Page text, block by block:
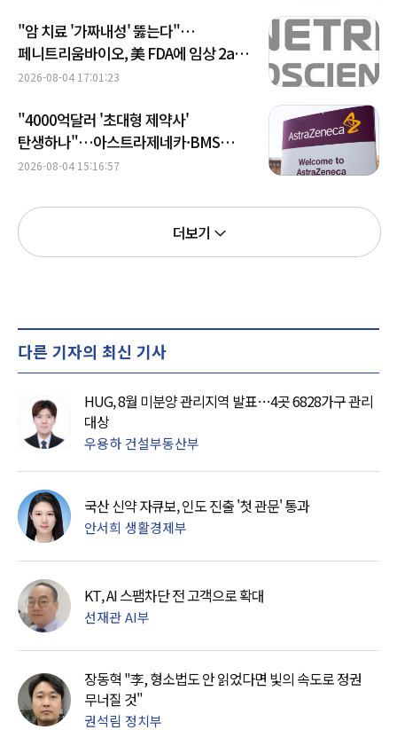
"암 치료 '가짜내성' 뚫는다"…
페니트리움바이오, 美 FDA에 임상 2a상
신청
2026-08-04 17:01:23
"4000억달러 '초대형 제약사'
탄생하나"…아스트라제네카·BMS
합병설에 주주 반발
2026-08-04 15:16:57
더보기
다른 기자의 최신 기사
HUG, 8월 미분양 관리지역 발표…4곳 6828가구 관리
대상
우용하 건설부동산부
국산 신약 자큐보, 인도 진출 '첫 관문' 통과
안서희 생활경제부
KT, AI 스팸차단 전 고객으로 확대
선재관 AI부
장동혁 "李, 형소법도 안 읽었다면 빛의 속도로 정권
무너질 것"
권석림 정치부